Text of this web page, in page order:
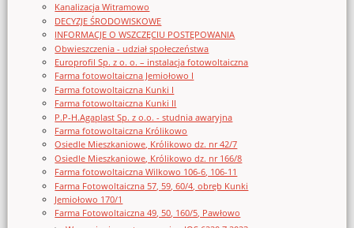
Kanalizacja Witramowo
DECYZJE ŚRODOWISKOWE
INFORMACJE O WSZCZĘCIU POSTĘPOWANIA
Obwieszczenia - udział społeczeństwa
Europrofil Sp. z o. o. – instalacja fotowoltaiczna
Farma fotowoltaiczna Jemiołowo I
Farma fotowoltaiczna Kunki I
Farma fotowoltaiczna Kunki II
P.P-H.Agaplast Sp. z o.o. - studnia awaryjna
Farma fotowoltaiczna Królikowo
Osiedle Mieszkaniowe, Królikowo dz. nr 42/7
Osiedle Mieszkaniowe, Królikowo dz. nr 166/8
Farma fotowoltaiczna Wilkowo 106-6, 106-11
Farma Fotowoltaiczna 57, 59, 60/4, obręb Kunki
Jemiołowo 170/1
Farma Fotowoltaiczna 49, 50, 160/5, Pawłowo